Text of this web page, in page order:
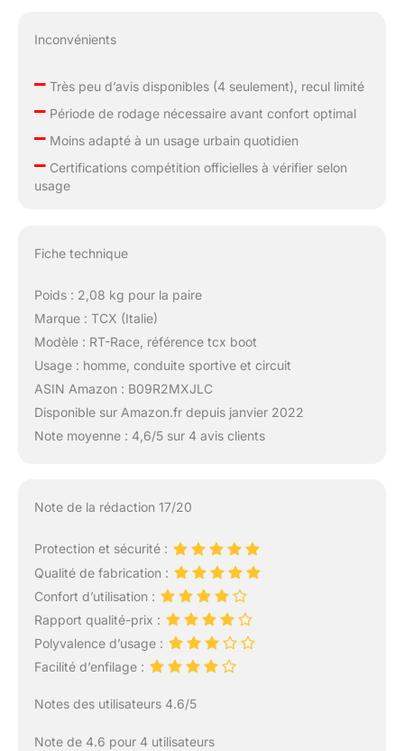
Inconvénients
–Très peu d’avis disponibles (4 seulement), recul limité
–Période de rodage nécessaire avant confort optimal
–Moins adapté à un usage urbain quotidien
–Certifications compétition officielles à vérifier selon
usage
Fiche technique
Poids : 2,08 kg pour la paire
Marque : TCX (Italie)
Modèle : RT-Race, référence tcx boot
Usage : homme, conduite sportive et circuit
ASIN Amazon : B09R2MXJLC
Disponible sur Amazon.fr depuis janvier 2022
Note moyenne : 4,6/5 sur 4 avis clients
Note de la rédaction 17/20
Protection et sécurité :
Qualité de fabrication :
Confort d’utilisation :
Rapport qualité-prix :
Polyvalence d’usage :
Facilité d’enfilage :
Notes des utilisateurs 4.6/5
Note de 4.6 pour 4 utilisateurs